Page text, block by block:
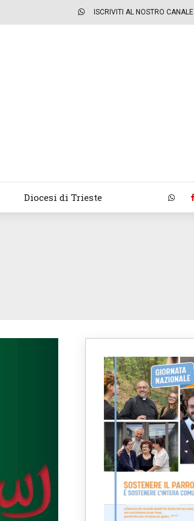
ISCRIVITI AL NOSTRO CANALE
Diocesi di Trieste